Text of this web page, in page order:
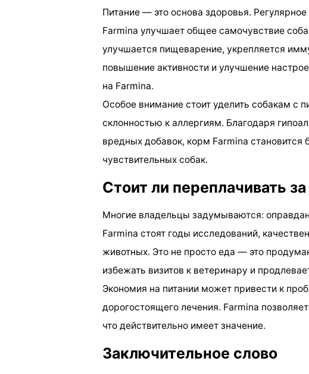
Питание — это основа здоровья.
Farmina улучшает общее самочувствие
улучшается пищеварение, укрепляется
повышение активности и улучшение
на Farmina.
Особое внимание стоит уделить собакам с
склонностью к аллергиям. Благодаря
вредных добавок, корм Farmina
чувствительных собак.
Стоит ли переплачивать
Многие владельцы задумываются:
Farmina стоят годы исследований,
животных. Это не просто еда — это
избежать визитов к ветеринару и
Экономия на питании может привести к
дорогостоящего лечения. Farmina
что действительно имеет значение.
Заключительное слово